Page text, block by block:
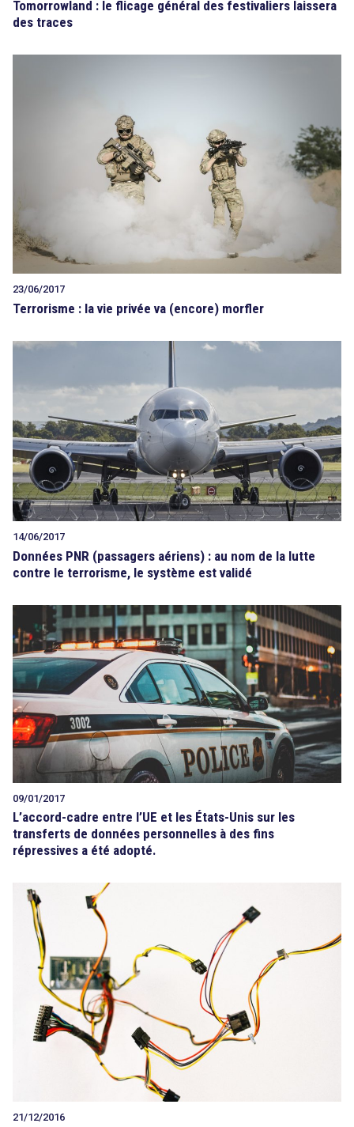
Tomorrowland : le flicage général des festivaliers laissera
des traces
23/06/2017
Terrorisme : la vie privée va (encore) morfler
14/06/2017
Données PNR (passagers aériens) : au nom de la lutte
contre le terrorisme, le système est validé
09/01/2017
L’accord-cadre entre l’UE et les États-Unis sur les
transferts de données personnelles à des fins
répressives a été adopté.
21/12/2016